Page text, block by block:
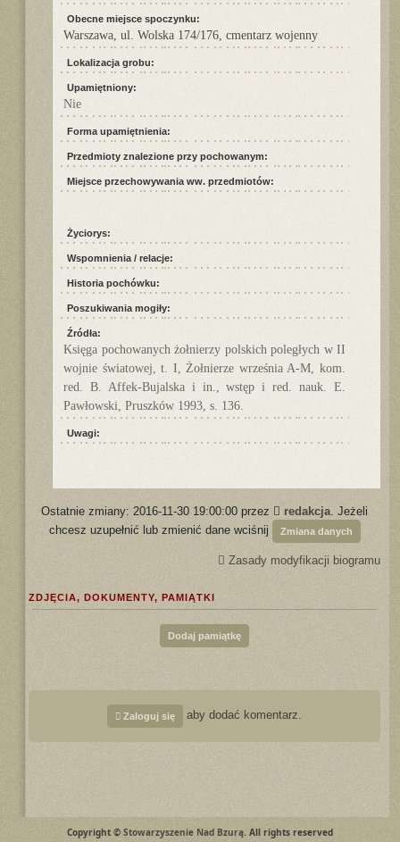
Obecne miejsce spoczynku:
Warszawa, ul. Wolska 174/176, cmentarz wojenny
Lokalizacja grobu:
Upamiętniony:
Nie
Forma upamiętnienia:
Przedmioty znalezione przy pochowanym:
Miejsce przechowywania ww. przedmiotów:
Życiorys:
Wspomnienia / relacje:
Historia pochówku:
Poszukiwania mogiły:
Źródła:
Księga pochowanych żołnierzy polskich poległych w II
wojnie światowej, t. I, Żołnierze września A-M, kom.
red. B. Affek-Bujalska i in., wstęp i red. nauk. E.
Pawłowski, Pruszków 1993, s. 136.
Uwagi:
Ostatnie zmiany: 2016-11-30 19:00:00 przez redakcja. Jeżeli
chcesz uzupełnić lub zmienić dane wciśnij
Zmiana danych
Zasady modyfikacji biogramu
ZDJĘCIA, DOKUMENTY, PAMIĄTKI
Dodaj pamiątkę
Zaloguj się aby dodać komentarz.
Copyright © Stowarzyszenie Nad Bzurą. All rights reserved